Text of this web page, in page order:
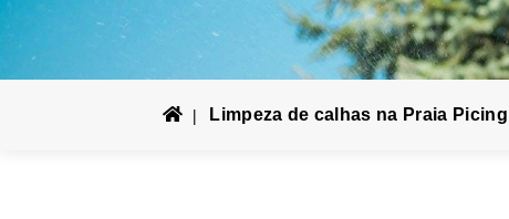
Limpeza de calhas na Praia